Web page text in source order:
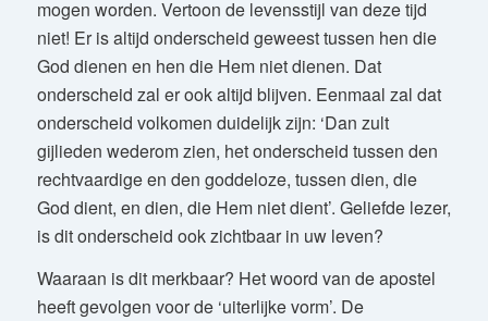
mogen worden. Vertoon de levensstijl van deze tijd
niet! Er is altijd onderscheid geweest tussen hen die
God dienen en hen die Hem niet dienen. Dat
onderscheid zal er ook altijd blijven. Eenmaal zal dat
onderscheid volkomen duidelijk zijn: ‘Dan zult
gijlieden wederom zien, het onderscheid tussen den
rechtvaardige en den goddeloze, tussen dien, die
God dient, en dien, die Hem niet dient’. Geliefde lezer,
is dit onderscheid ook zichtbaar in uw leven?
Waaraan is dit merkbaar? Het woord van de apostel
heeft gevolgen voor de ‘uiterlijke vorm’. De